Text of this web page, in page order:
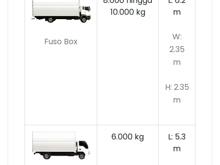
Fuso Box
10.000 kg
m
W:
2.35
m
H: 2.35
m
6.000 kg
L: 5.3
m